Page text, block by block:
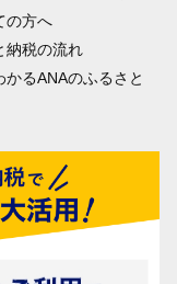
の方へ
納税の流れ
かるANAのふるさと